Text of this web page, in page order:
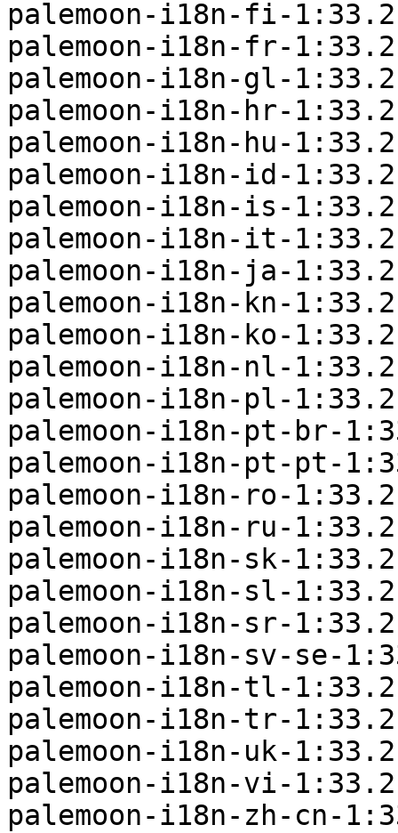
palemoon-i18n-fi-
palemoon-i18n-fr-
palemoon-i18n-gl-
palemoon-i18n-hr-
palemoon-i18n-hu-
palemoon-i18n-id-
palemoon-i18n-is-
palemoon-i18n-it-
palemoon-i18n-ja-
palemoon-i18n-kn-
palemoon-i18n-ko-
palemoon-i18n-nl-
palemoon-i18n-pl-
palemoon-i18n-pt-br-
palemoon-i18n-pt-pt-
palemoon-i18n-ro-
palemoon-i18n-ru-
palemoon-i18n-sk-
palemoon-i18n-sl-
palemoon-i18n-sr-
palemoon-i18n-sv-se-
palemoon-i18n-tl-
palemoon-i18n-tr-
palemoon-i18n-uk-
palemoon-i18n-vi-
palemoon-i18n-zh-cn-